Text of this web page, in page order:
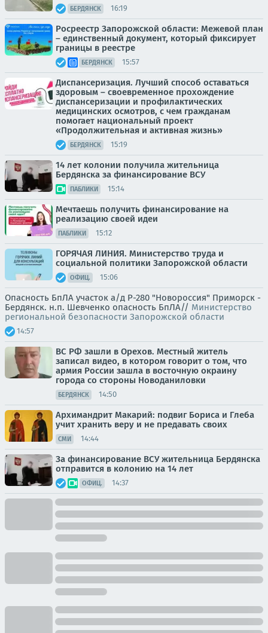
БЕРДЯНСК 16:19
Росреестр Запорожской области: Межевой план
– единственный документ, который фиксирует
границы в реестре
БЕРДЯНСК 15:57
Диспансеризация. Лучший способ оставаться
здоровым – своевременное прохождение
диспансеризации и профилактических
медицинских осмотров, с чем гражданам
помогает национальный проект
«Продолжительная и активная жизнь»
БЕРДЯНСК 15:19
14 лет колонии получила жительница
Бердянска за финансирование ВСУ
ПАБЛИКИ 15:14
Мечтаешь получить финансирование на
реализацию своей идеи
ПАБЛИКИ 15:12
ГОРЯЧАЯ ЛИНИЯ. Министерство труда и
социальной политики Запорожской области
ОФИЦ. 15:06
Опасность БпЛА участок а/д Р-280 "Новороссия" Приморск -
Бердянск. н.п. Шевченко опасность БпЛА// Министерство
региональной безопасности Запорожской области
14:57
ВС РФ зашли в Орехов. Местный житель
записал видео, в котором говорит о том, что
армия России зашла в восточную окраину
города со стороны Новоданиловки
БЕРДЯНСК 14:50
Архимандрит Макарий: подвиг Бориса и Глеба
учит хранить веру и не предавать своих
СМИ 14:44
За финансирование ВСУ жительница Бердянска
отправится в колонию на 14 лет
ОФИЦ. 14:37